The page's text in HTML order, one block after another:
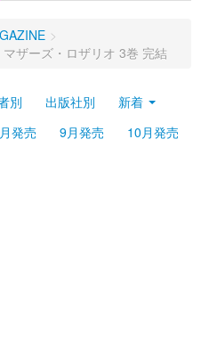
>
ザーズ・ロザリオ 3巻 完結
別 出版社別
新着
発売 9月発売 10月発売